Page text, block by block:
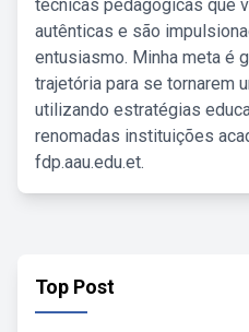
técnicas pedagógicas que
autênticas e são
entusiasmo. Minha meta é
trajetória para se tornarem
utilizando estratégias
renomadas instituições
fdp.aau.edu.et.
Top Post